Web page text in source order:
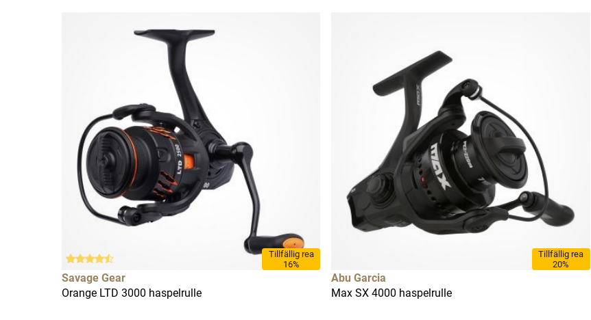
Tillfällig rea
16%
Savage Gear
Orange LTD 3000 haspelrulle
Tillfällig rea
20%
Abu Garcia
Max SX 4000 haspelrulle